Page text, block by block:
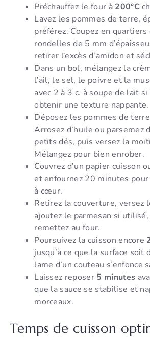
Préchauffez le four à 200°C
Lavez les pommes de terre,
préférez. Coupez en quartiers
rondelles de 5 mm
retirer l’excès d’amidon et
Dans un bol, mélangez la
l’ail, le sel, le poivre et la
avec 2 à 3 c. à soupe de lait
obtenir une texture nappante.
Déposez les pommes de
Arrosez d’huile ou parsemez
petits dés, puis versez la
Mélangez pour bien enrober.
Couvrez d’un papier cuisson
et enfournez 20 minutes
à cœur.
Retirez la couverture, versez
ajoutez le parmesan si
remettez au four.
Poursuivez la cuisson encore
jusqu’à ce que la surface soit
lame d’un couteau s’enfonce
Laissez reposer 5 minutes
que la sauce se stabilise et
morceaux.
Temps de cuisson